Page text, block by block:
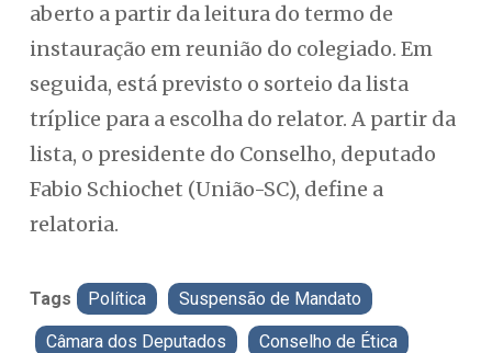
aberto a partir da leitura do termo de
instauração em reunião do colegiado. Em
seguida, está previsto o sorteio da lista
tríplice para a escolha do relator. A partir da
lista, o presidente do Conselho, deputado
Fabio Schiochet (União-SC), define a
relatoria.
Tags Política Suspensão de Mandato
Câmara dos Deputados Conselho de Ética